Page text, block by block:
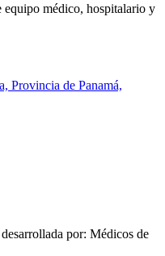
equipo médico, hospitalario y
Provincia de Panamá,
por: Médicos de